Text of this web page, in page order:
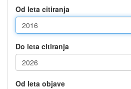
Od leta citiranja
Do leta citiranja
Od leta objave